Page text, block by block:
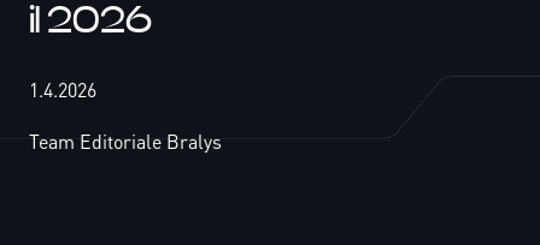
il 2026
1.4.2026
Team Editoriale Bralys